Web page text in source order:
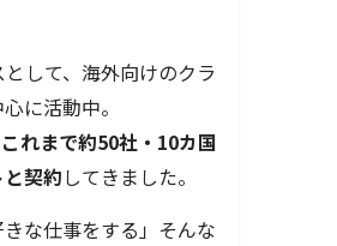
して、海外向けのクラ
に活動中。
れまで約50社・10カ国
契約してきました。
きな仕事をする」そんな